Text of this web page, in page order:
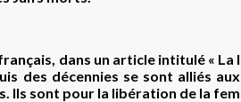
dans un article intitulé «
des décennies se sont alliés
Ils sont pour la libération de la